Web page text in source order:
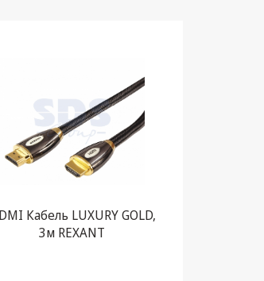
Кабель LUXURY GOLD,
3м REXANT